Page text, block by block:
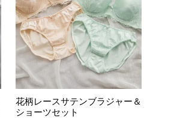
花柄レースサテンブラジャー＆
ショーツセット